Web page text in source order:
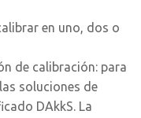
en uno, dos o
de calibración: para
soluciones de
DAkkS. La